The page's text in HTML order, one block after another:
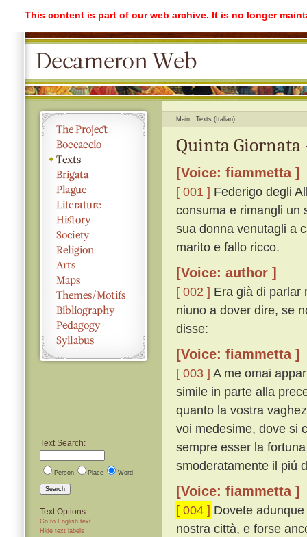
This content is part of our web archive. It is no longer
Text Search:
Person Place Word
Search
Text Options:
Go to English text
Hide text labels
Main Texts (Italian)
Quinta Giornata
[Voice: fiammetta ]
[ 001 ] Federigo degli
consuma e rimangli un
sua donna venutagli a
marito e fallo ricco.
[Voice: author ]
[ 002 ] Era già di parlar
niuno a dover dire, se
disse:
[Voice: fiammetta ]
[ 003 ] A me omai
simile in parte alla
quanto la vostra
voi medesime, dove si
sempre esser la
smoderatamente il piú
[Voice: fiammetta ]
[ 004 ] Dovete
nostra città, e forse